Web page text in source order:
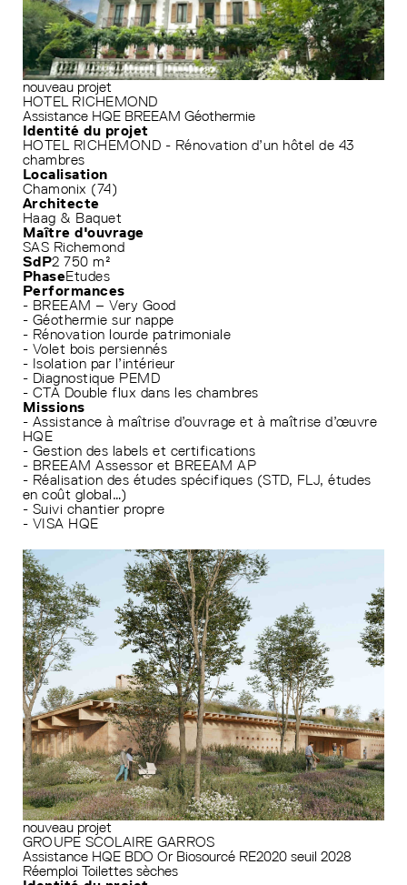
nouveau projet
HOTEL RICHEMOND
Assistance HQE BREEAM Géothermie
Identité du projet
HOTEL RICHEMOND - Rénovation d’un hôtel de 43
chambres
Localisation
Chamonix (74)
Architecte
Haag & Baquet
Maître d'ouvrage
SAS Richemond
SdP2 750 m²
PhaseEtudes
Performances
- BREEAM – Very Good
- Géothermie sur nappe
- Rénovation lourde patrimoniale
- Volet bois persiennés
- Isolation par l’intérieur
- Diagnostique PEMD
- CTA Double flux dans les chambres
Missions
- Assistance à maîtrise d’ouvrage et à maîtrise d’œuvre
HQE
- Gestion des labels et certifications
- BREEAM Assessor et BREEAM AP
- Réalisation des études spécifiques (STD, FLJ, études
en coût global…)
- Suivi chantier propre
- VISA HQE
nouveau projet
GROUPE SCOLAIRE GARROS
Assistance HQE BDO Or Biosourcé RE2020 seuil 2028
Réemploi Toilettes sèches